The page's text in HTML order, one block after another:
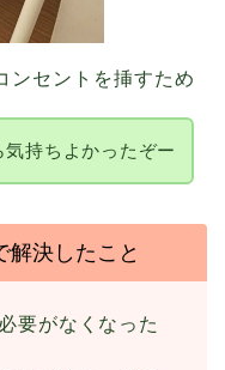
ンセントを挿すため
持ちよかったぞー
解決したこと
要がなくなった